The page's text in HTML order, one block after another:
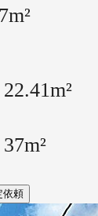
22.41m²
37m²
依頼